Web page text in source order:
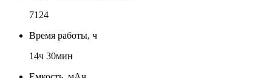
7124
Время работы, ч
14ч 30мин